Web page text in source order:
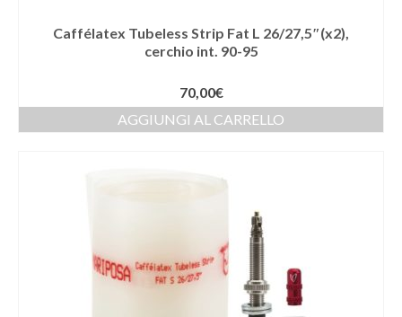
Caffélatex Tubeless Strip Fat L 26/27,5″(x2),
cerchio int. 90-95
70,00€
AGGIUNGI AL CARRELLO